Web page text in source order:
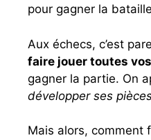
pour gagner la
Aux échecs, c’est
faire jouer toutes
gagner la partie. On
développer ses
Mais alors, comment